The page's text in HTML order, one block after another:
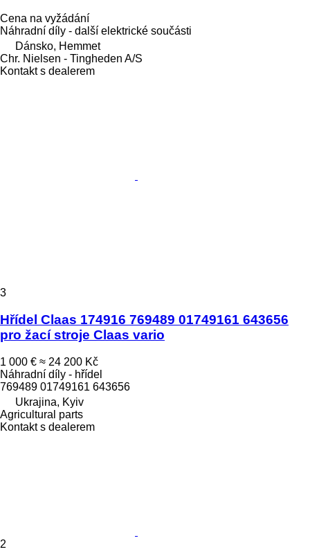
Cena na vyžádání
Náhradní díly - další elektrické součásti
Dánsko, Hemmet
Chr. Nielsen - Tingheden A/S
Kontakt s dealerem
3
Hřídel Claas 174916 769489 01749161 643656
pro žací stroje Claas vario
1 000 € ≈ 24 200 Kč
Náhradní díly - hřídel
769489 01749161 643656
Ukrajina, Kyiv
Agricultural parts
Kontakt s dealerem
2